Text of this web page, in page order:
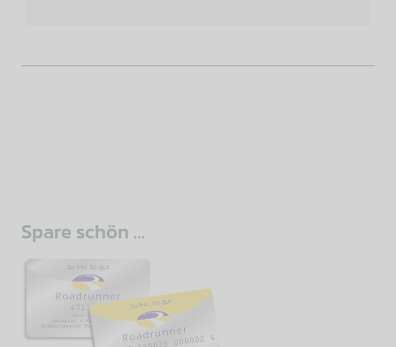
Spare schön …